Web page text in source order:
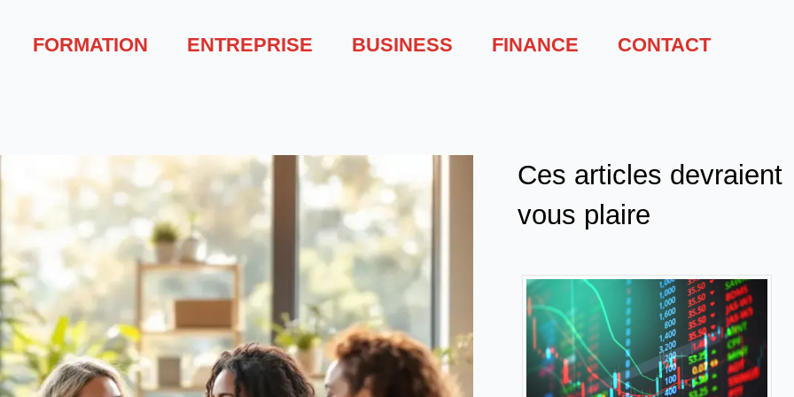
FORMATION ENTREPRISE BUSINESS FINANCE CONTACT
Ces articles devraient
vous plaire